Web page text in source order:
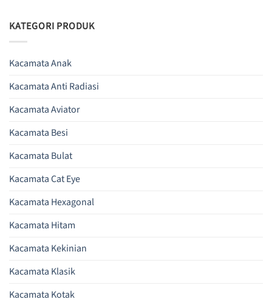
KATEGORI PRODUK
Kacamata Anak
Kacamata Anti Radiasi
Kacamata Aviator
Kacamata Besi
Kacamata Bulat
Kacamata Cat Eye
Kacamata Hexagonal
Kacamata Hitam
Kacamata Kekinian
Kacamata Klasik
Kacamata Kotak